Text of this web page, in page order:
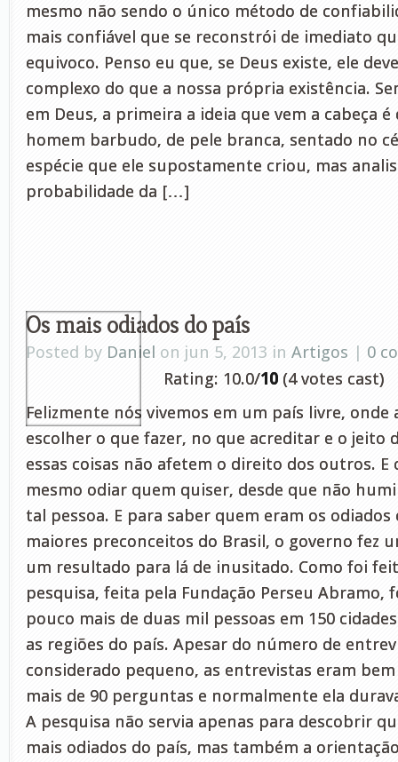
mesmo não sendo o único método de
mais confiável que se reconstrói de imediato
equivoco. Penso eu que, se Deus existe, ele
complexo do que a nossa própria existência.
em Deus, a primeira a ideia que vem a cabeça é
homem barbudo, de pele branca, sentado no
espécie que ele supostamente criou, mas
probabilidade da […]
Os mais odiados do país
Posted by Daniel on jun 5, 2013 in Artigos | 0
Rating: 10.0/10 (4 votes cast)
Felizmente nós vivemos em um país livre, onde
escolher o que fazer, no que acreditar e o jeito
essas coisas não afetem o direito dos outros. E
mesmo odiar quem quiser, desde que não
tal pessoa. E para saber quem eram os
maiores preconceitos do Brasil, o governo fez
um resultado para lá de inusitado. Como foi
pesquisa, feita pela Fundação Perseu Abramo,
pouco mais de duas mil pessoas em 150
as regiões do país. Apesar do número de
considerado pequeno, as entrevistas eram
mais de 90 perguntas e normalmente ela
A pesquisa não servia apenas para descobrir
mais odiados do país, mas também a